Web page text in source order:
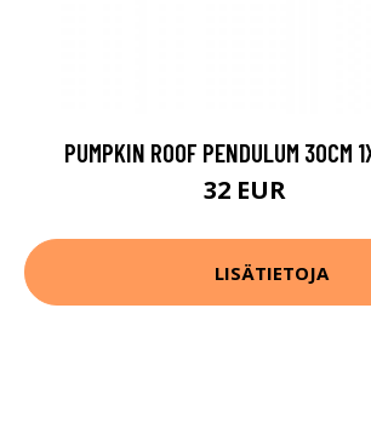
PUMPKIN ROOF PENDULUM 30CM
32 EUR
LISÄTIETOJA